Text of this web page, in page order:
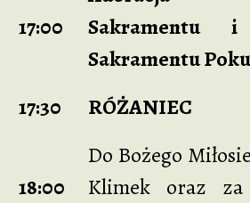
17:00
Sakramentu
Sakramentu
17:30
RÓŻANIEC
18:00
Do Bożego
Klimek oraz